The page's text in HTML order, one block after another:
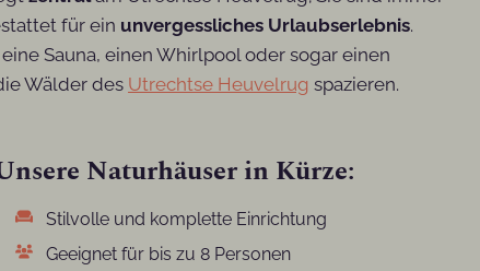
für ein unvergessliches Urlaubserlebnis.
Sauna, einen Whirlpool oder sogar einen
Wälder des Utrechtse Heuvelrug spazieren.
Naturhäuser in Kürze:
Stilvolle und komplette Einrichtung
Geeignet für bis zu 8 Personen